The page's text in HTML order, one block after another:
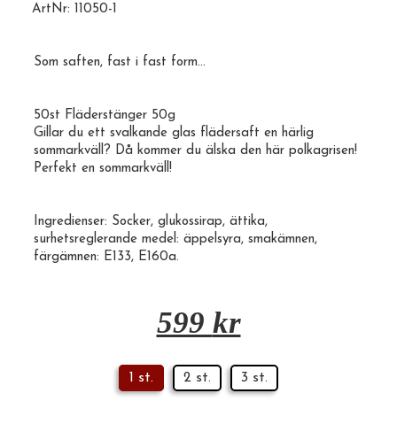
ArtNr: 11050-1
Som saften, fast i fast form…
50st Fläderstänger 50g
Gillar du ett svalkande glas flädersaft en härlig
sommarkväll? Då kommer du älska den här polkagrisen!
Perfekt en sommarkväll!
Ingredienser: Socker, glukossirap, ättika,
surhetsreglerande medel: äppelsyra, smakämnen,
färgämnen: E133, E160a.
599 kr
1 st. 2 st. 3 st.